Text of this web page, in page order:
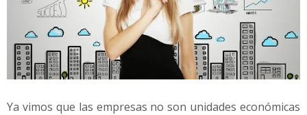
Ya vimos que las empresas no son unidades económicas